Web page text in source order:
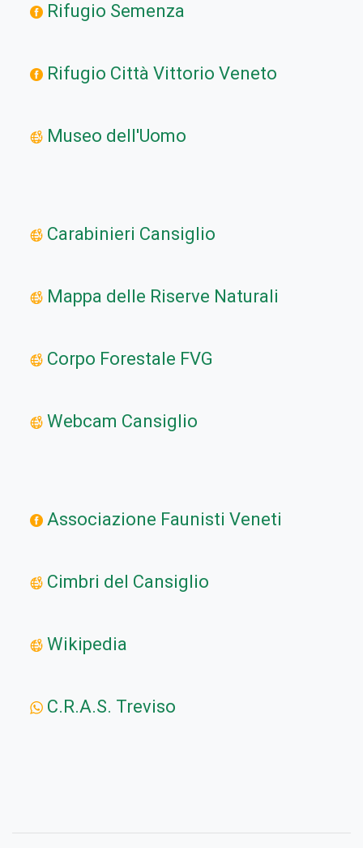
Rifugio Semenza
Rifugio Città Vittorio Veneto
Museo dell'Uomo
Carabinieri Cansiglio
Mappa delle Riserve Naturali
Corpo Forestale FVG
Webcam Cansiglio
Associazione Faunisti Veneti
Cimbri del Cansiglio
Wikipedia
C.R.A.S. Treviso